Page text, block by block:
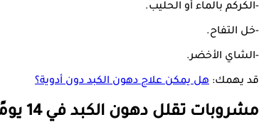
-الكركم بالماء أو الحليب.
-خل التفاح.
-الشاي الأخضر.
قد يهمك: هل يمكن علاج دهون الكبد دون أدوية؟
مشروبات تقلل دهون الكبد في 14 يومًا